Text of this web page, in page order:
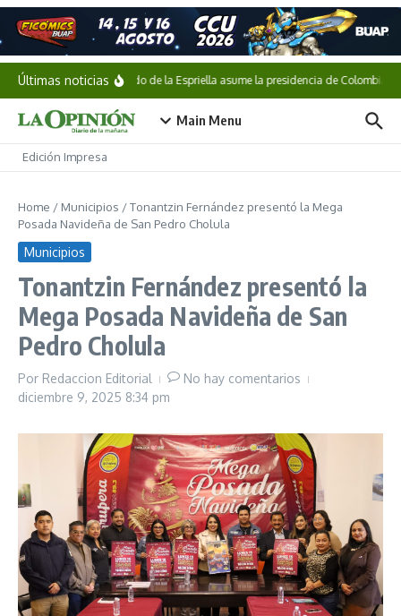
Saltar al contenido
Últimas noticiasAbelardo de la Espriella asume la presidencia de Colombia
Main Menu
Edición Impresa
Home / Municipios /Tonantzin Fernández presentó la Mega
Posada Navideña de San Pedro Cholula
Municipios
Tonantzin Fernández presentó la
Mega Posada Navideña de San
Pedro Cholula
Por Redaccion Editorial
No hay comentarios
diciembre 9, 2025 8:34 pm